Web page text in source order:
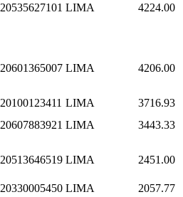
20535627101 LIMA 4224.00
20601365007 LIMA 4206.00
20100123411 LIMA
3716.93
20607883921 LIMA 3443.33
20513646519 LIMA 2451.00
20330005450 LIMA
2057.77